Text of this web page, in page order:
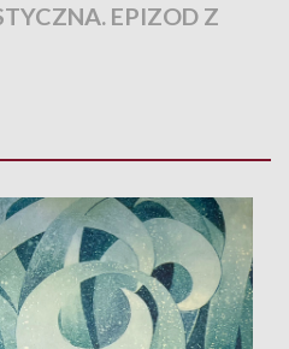
EPIZOD Z